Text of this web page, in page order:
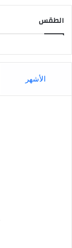
الطقس
الأشهر